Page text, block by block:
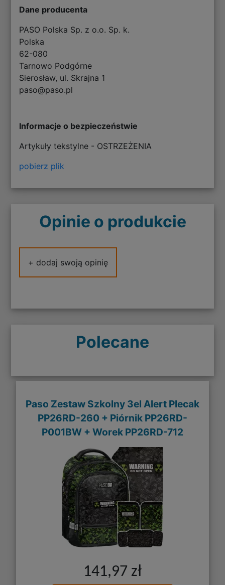
Dane producenta
PASO Polska Sp. z o.o. Sp. k.
Polska
62-080
Tarnowo Podgórne
Sierosław, ul. Skrajna 1
paso@paso.pl
Informacje o bezpieczeństwie
Artykuły tekstylne - OSTRZEŻENIA
pobierz plik
Opinie o produkcie
+ dodaj swoją opinię
Polecane
Paso Zestaw Szkolny 3el Alert Plecak
PP26RD-260 + Piórnik PP26RD-
P001BW + Worek PP26RD-712
141,97 zł